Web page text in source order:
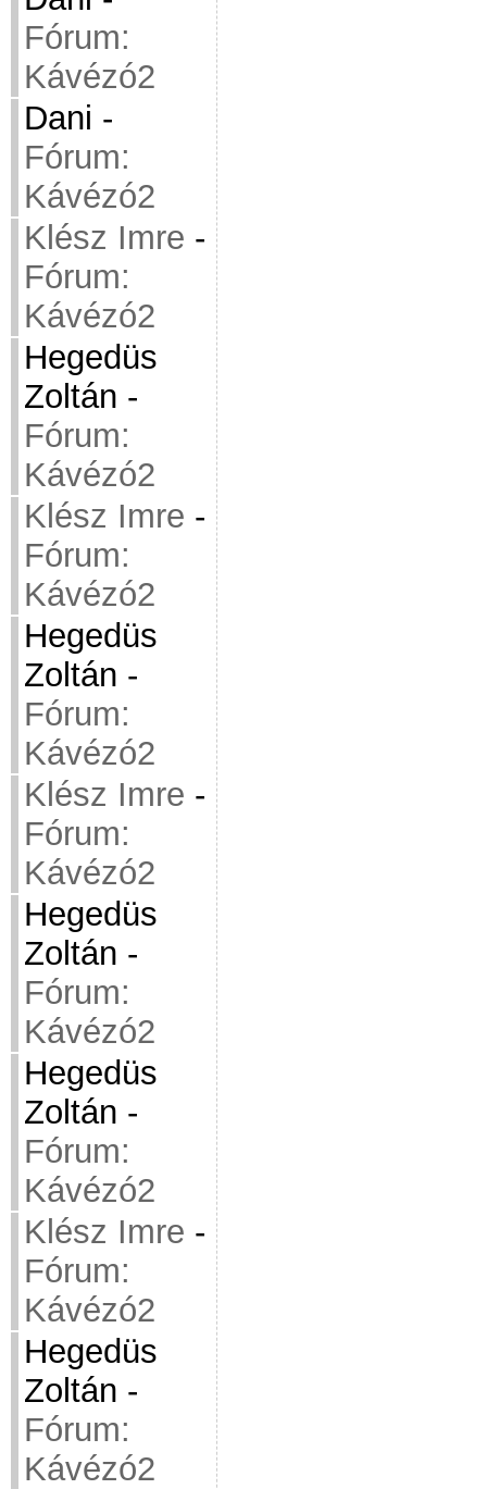
Fórum:
Kávézó2
Dani -
Fórum:
Kávézó2
Klész Imre -
Fórum:
Kávézó2
Hegedüs
Zoltán -
Fórum:
Kávézó2
Klész Imre -
Fórum:
Kávézó2
Hegedüs
Zoltán -
Fórum:
Kávézó2
Klész Imre -
Fórum:
Kávézó2
Hegedüs
Zoltán -
Fórum:
Kávézó2
Hegedüs
Zoltán -
Fórum:
Kávézó2
Klész Imre -
Fórum:
Kávézó2
Hegedüs
Zoltán -
Fórum:
Kávézó2